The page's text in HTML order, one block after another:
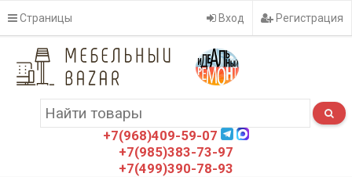
Страницы Вход Регистрация
+7(968)409-59-07
+7(985)383-73-97
+7(499)390-78-93